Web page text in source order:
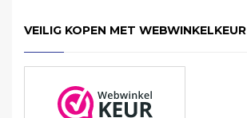
VEILIG KOPEN MET WEBWINKELKEUR